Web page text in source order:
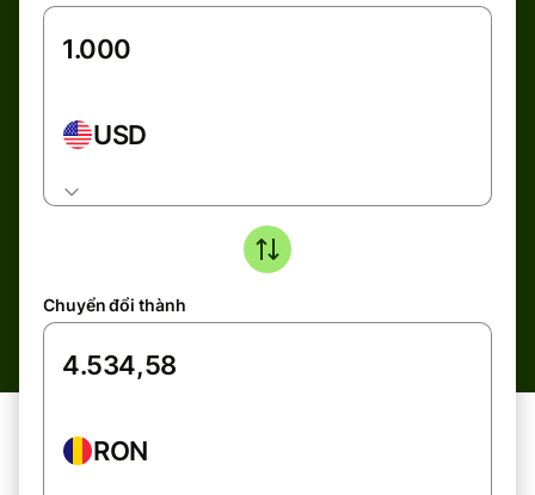
USD
Chuyển đổi thành
RON